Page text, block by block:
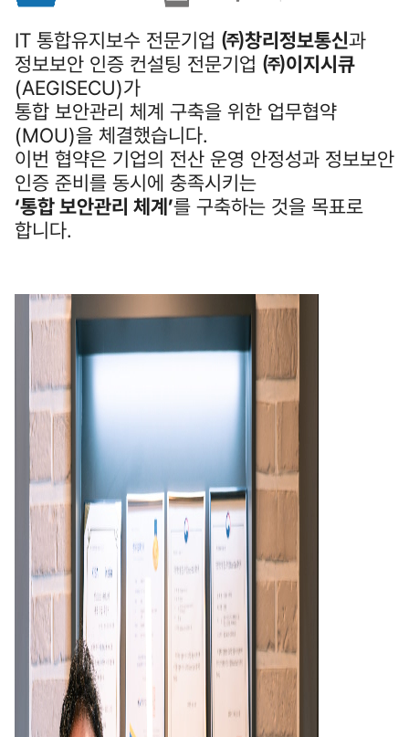
IT 통합유지보수 전문기업 ㈜창리정보통신과
정보보안 인증 컨설팅 전문기업 ㈜이지시큐
(AEGISECU)가
통합 보안관리 체계 구축을 위한 업무협약
(MOU)을 체결했습니다.
이번 협약은 기업의 전산 운영 안정성과 정보보안
인증 준비를 동시에 충족시키는
‘통합 보안관리 체계’를 구축하는 것을 목표로
합니다.